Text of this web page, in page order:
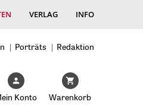
VERLAG INFO
Porträts
Redaktion
Konto Warenkorb